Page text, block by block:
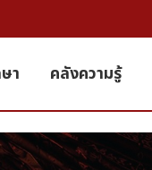
า คลังความรู้